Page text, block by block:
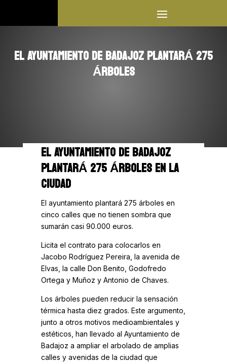
EL AYUNTAMIENTO DE BADAJOZ PLANTARÁ 275
ÁRBOLES
EL AYUNTAMIENTO DE BADAJOZ
PLANTARÁ 275 ÁRBOLES EN LA
CIUDAD
El ayuntamiento plantará 275 árboles en
cinco calles que no tienen sombra que
sumarán casi 90.000 euros.
Licita el contrato para colocarlos en
Jacobo Rodríguez Pereira, la avenida de
Elvas, la calle Don Benito, Godofredo
Ortega y Muñoz y Antonio de Chaves.
Los árboles pueden reducir la sensación
térmica hasta diez grados. Este argumento,
junto a otros motivos medioambientales y
estéticos, han llevado al Ayuntamiento de
Badajoz a ampliar el arbolado de amplias
calles y avenidas de la ciudad que